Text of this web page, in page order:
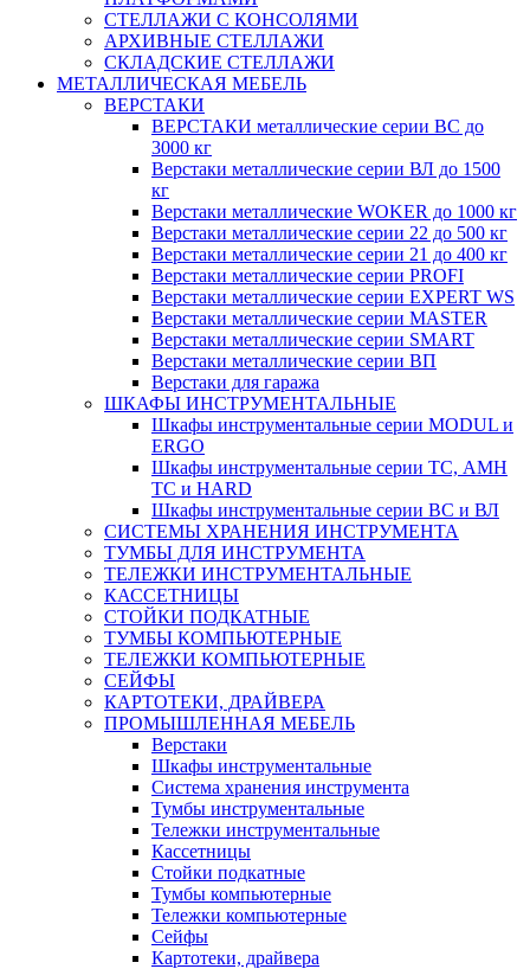
СТЕЛЛАЖИ С КОНСОЛЯМИ
АРХИВНЫЕ СТЕЛЛАЖИ
СКЛАДСКИЕ СТЕЛЛАЖИ
МЕТАЛЛИЧЕСКАЯ МЕБЕЛЬ
ВЕРСТАКИ
ВЕРСТАКИ металлические серии ВС до
3000 кг
Верстаки металлические серии ВЛ до 1500
кг
Верстаки металлические WOKER до 1000 кг
Верстаки металлические серии 22 до 500 кг
Верстаки металлические серии 21 до 400 кг
Верстаки металлические серии PROFI
Верстаки металлические серии EXPERT WS
Верстаки металлические серии MASTER
Верстаки металлические серии SMART
Верстаки металлические серии ВП
Верстаки для гаража
ШКАФЫ ИНСТРУМЕНТАЛЬНЫЕ
Шкафы инструментальные серии MODUL и
ERGO
Шкафы инструментальные серии ТС, АМН
ТС и HARD
Шкафы инструментальные серии ВС и ВЛ
СИСТЕМЫ ХРАНЕНИЯ ИНСТРУМЕНТА
ТУМБЫ ДЛЯ ИНСТРУМЕНТА
ТЕЛЕЖКИ ИНСТРУМЕНТАЛЬНЫЕ
КАССЕТНИЦЫ
СТОЙКИ ПОДКАТНЫЕ
ТУМБЫ КОМПЬЮТЕРНЫЕ
ТЕЛЕЖКИ КОМПЬЮТЕРНЫЕ
СЕЙФЫ
КАРТОТЕКИ, ДРАЙВЕРА
ПРОМЫШЛЕННАЯ МЕБЕЛЬ
Верстаки
Шкафы инструментальные
Система хранения инструмента
Тумбы инструментальные
Тележки инструментальные
Кассетницы
Стойки подкатные
Тумбы компьютерные
Тележки компьютерные
Сейфы
Картотеки, драйвера